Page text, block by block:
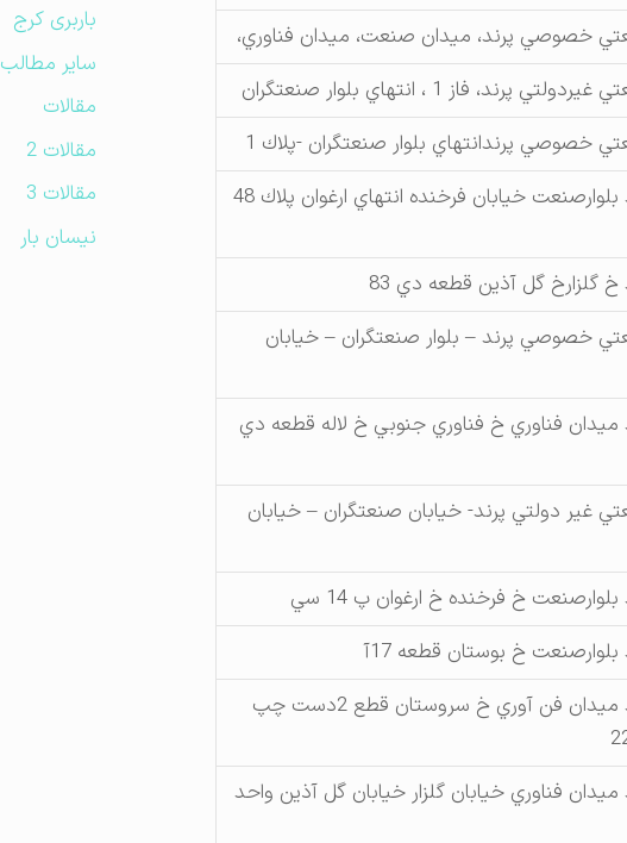
خصوصي پرند، ميدان صنعت، ميدان فناوري،
پرند، فاز 1 ، انتهاي بلوار صنعتگران
خصوصي پرندانتهاي بلوار صنعتگران -پلاك 1
شهرك پرند بلوارصنعت خيابان فرخنده انتهاي ارغوان پلاك 48
گلزارخ گل آذين قطعه دي 83
خصوصي پرند – بلوار صنعتگران – خيابان
ميدان فناوري خ فناوري جنوبي خ لاله قطعه دي
غير دولتي پرند- خيابان صنعتگران – خيابان
خ فرخنده خ ارغوان پ 14 سي
خ بوستان قطعه 17آ
شهرك پرند ميدان فن آوري خ سروستان قطع 2دست چپ
فناوري خيابان گلزار خيابان گل آذين واحد
باربری کرج
سایر مطالب
مقالات
مقالات 2
مقالات 3
نیسان بار